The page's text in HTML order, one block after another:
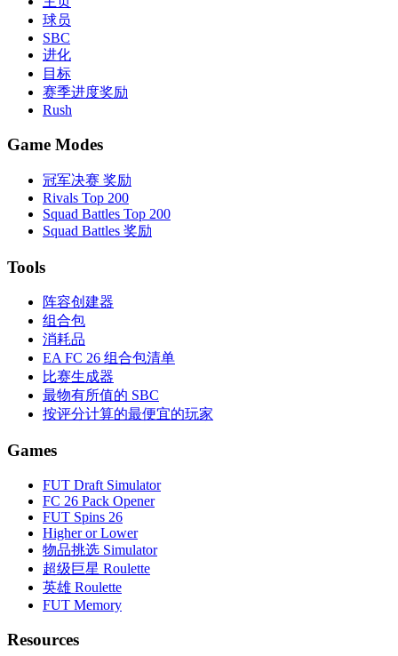
球员
SBC
进化
目标
赛季进度奖励
Rush
Game Modes
冠军决赛 奖励
Rivals Top 200
Squad Battles Top 200
Squad Battles 奖励
Tools
阵容创建器
组合包
消耗品
EA FC 26 组合包清单
比赛生成器
最物有所值的 SBC
按评分计算的最便宜的玩家
Games
FUT Draft Simulator
FC 26 Pack Opener
FUT Spins 26
Higher or Lower
物品挑选 Simulator
超级巨星 Roulette
英雄 Roulette
FUT Memory
Resources